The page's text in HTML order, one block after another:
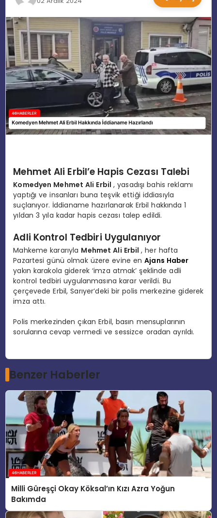
EĞITIM
MAGAZIN
SPOR
Mehmet Ali Erbil’e Hapis Cezası Talebi
Komedyen Mehmet Ali Erbil, yasadışı bahis reklamı
yaptığı ve insanları buna teşvik ettiği iddiasıyla
suçlanıyor. İddianame hazırlanarak Erbil hakkında 1
yıldan 3 yıla kadar hapis cezası talep edildi.
Adli Kontrol Tedbiri Uygulanıyor
Mahkeme kararıyla Mehmet Ali Erbil, her hafta
Pazartesi günü olmak üzere evine enAjans Haber
yakın karakola giderek ‘imza atmak’ şeklinde adli
kontrol tedbiri uygulanmasına karar verildi. Bu
çerçevede Erbil, Sarıyer’deki bir polis merkezine giderek
imza attı.
Polis merkezinden çıkan Erbil, basın mensuplarının
sorularına cevap vermedi ve sessizce oradan ayrıldı.
Benzer Haberler
Milli Güreşçi Okay Köksal’ın Kızı Azra Yoğun
Bakımda